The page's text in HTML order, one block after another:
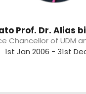
Prof. Dr. Alias
Chancellor of UDM
1st Jan 2006 - 31st